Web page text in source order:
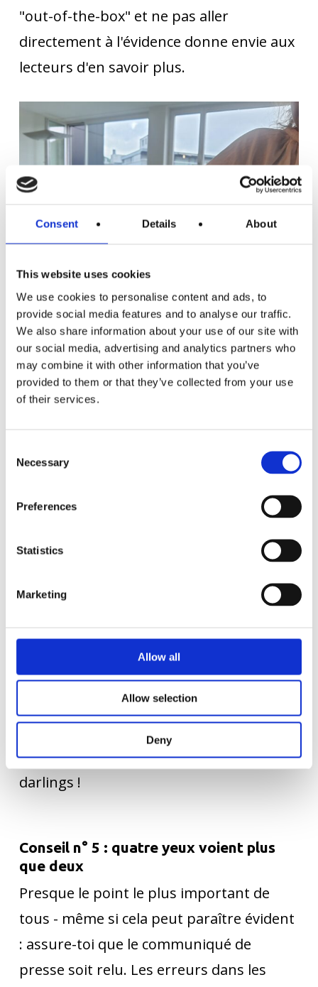
Consent Details About
This website uses cookies
We use cookies to personalise content and ads, to
provide social media features and to analyse our traffic.
We also share information about your use of our site with
our social media, advertising and analytics partners who
may combine it with other information that you’ve
provided to them or that they’ve collected from your use
of their services.
Selection
Necessary
Preferences
Statistics
Marketing
Allow all
Allow selection
Deny
"out-of-the-box" et ne pas aller
directement à l'évidence donne envie aux
lecteurs d'en savoir plus.
Les communiqués de presse sont le cœur
du travail médiatique - et comment en
écrire de bons s'apprend.
L'objectif d'un texte est d'informer les
lecteurs sur le sujet tout en les
formulé de manière irréprochable,
doit répondre à toutes les questions en
concise possible. Les phrases inutiles et
les formules toutes faites qui
n'apportent aucune valeur ajoutée au
texte n'ont pas leur place dans un bon
communiqué de presse : Kill your
darlings !
Conseil n° 5 : quatre yeux voient plus
que deux
Presque le point le plus important de
tous - même si cela peut paraître évident
: assure-toi que le communiqué de
presse soit relu. Les erreurs dans les